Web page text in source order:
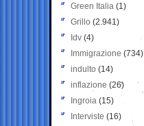
Green Italia (1)
Grillo (2.941)
Idv (4)
Immigrazione (734)
indulto (14)
inflazione (26)
Ingroia (15)
Interviste (16)